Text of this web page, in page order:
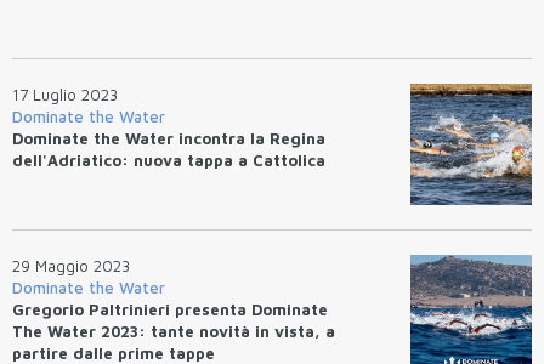
17 Luglio 2023
Dominate the Water
Dominate the Water incontra la Regina
dell'Adriatico: nuova tappa a Cattolica
29 Maggio 2023
Dominate the Water
Gregorio Paltrinieri presenta Dominate
The Water 2023: tante novità in vista, a
partire dalle prime tappe